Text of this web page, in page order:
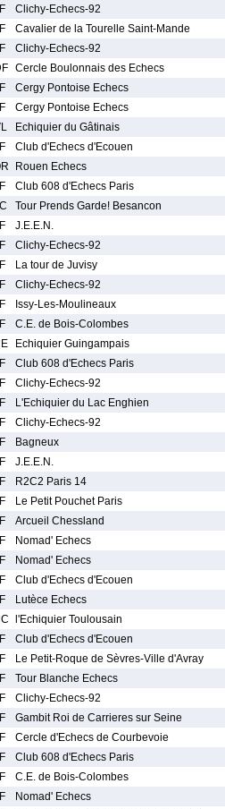
Clichy-Echecs-92
Cavalier de la Tourelle Saint-Mande
Clichy-Echecs-92
Cercle Boulonnais des Echecs
Cergy Pontoise Echecs
Cergy Pontoise Echecs
Echiquier du Gâtinais
Club d'Echecs d'Ecouen
Rouen Echecs
Club 608 d'Echecs Paris
Tour Prends Garde! Besancon
J.E.E.N.
Clichy-Echecs-92
La tour de Juvisy
Clichy-Echecs-92
Issy-Les-Moulineaux
C.E. de Bois-Colombes
Echiquier Guingampais
Club 608 d'Echecs Paris
Clichy-Echecs-92
L'Echiquier du Lac Enghien
Clichy-Echecs-92
Bagneux
J.E.E.N.
R2C2 Paris 14
Le Petit Pouchet Paris
Arcueil Chessland
Nomad' Echecs
Nomad' Echecs
Club d'Echecs d'Ecouen
Lutèce Echecs
l'Echiquier Toulousain
Club d'Echecs d'Ecouen
Le Petit-Roque de Sèvres-Ville d'Avray
Tour Blanche Echecs
Clichy-Echecs-92
Gambit Roi de Carrieres sur Seine
Cercle d'Echecs de Courbevoie
Club 608 d'Echecs Paris
C.E. de Bois-Colombes
Nomad' Echecs